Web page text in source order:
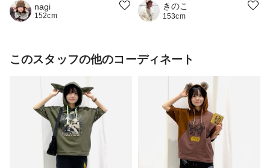
nagi
152cm
きのこ
153cm
このスタッフの他のコーディネート